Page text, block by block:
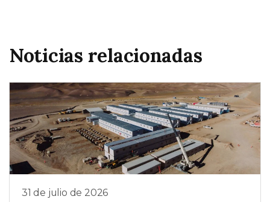
Noticias relacionadas
31 de julio de 2026